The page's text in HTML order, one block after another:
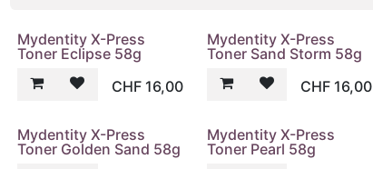
Mydentity X-Press
Toner Eclipse 58g
CHF 16,00
Mydentity X-Press
Toner Sand Storm 58g
CHF 16,00
Mydentity X-Press
Toner Golden Sand 58g
Mydentity X-Press
Toner Pearl 58g